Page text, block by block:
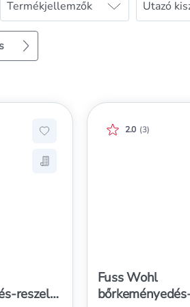
Termékjellemzők Utazó
reszelő
Hozzáadás a kedvencekhez,
Mentés a bevásárló listára,
Fuss Wohl
Értékelés
2.0 (3)